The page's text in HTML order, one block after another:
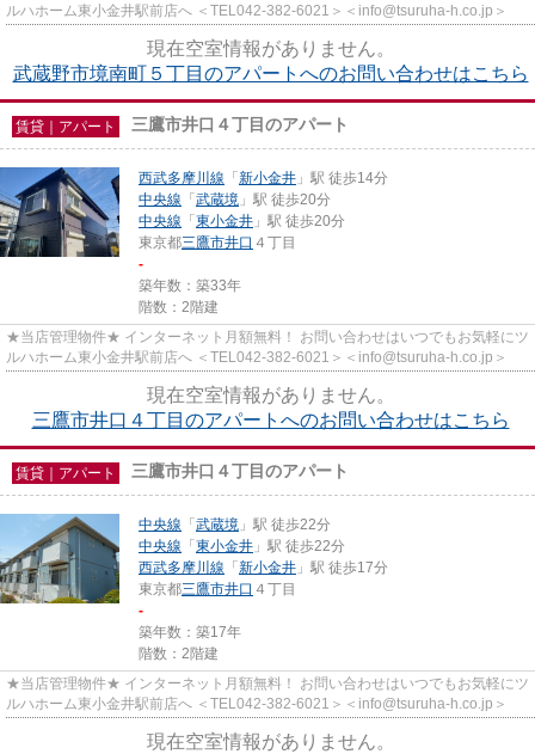
ルハホーム東小金井駅前店へ ＜TEL042-382-6021＞＜info@tsuruha-h.co.jp＞
現在空室情報がありません。
武蔵野市境南町５丁目のアパートへのお問い合わせはこちら
賃貸｜アパート 三鷹市井口４丁目のアパート
西武多摩川線 「 新小金井 」駅 徒歩14分
中央線 「 武蔵境 」駅 徒歩20分
中央線 「 東小金井 」駅 徒歩20分
東京都三鷹市井口 ４丁目
-
築年数：築33年
階数：2階建
★当店管理物件★ インターネット月額無料！ お問い合わせはいつでもお気軽にツ
ルハホーム東小金井駅前店へ ＜TEL042-382-6021＞＜info@tsuruha-h.co.jp＞
現在空室情報がありません。
三鷹市井口４丁目のアパートへのお問い合わせはこちら
賃貸｜アパート 三鷹市井口４丁目のアパート
中央線 「 武蔵境 」駅 徒歩22分
中央線 「 東小金井 」駅 徒歩22分
西武多摩川線 「 新小金井 」駅 徒歩17分
東京都三鷹市井口 ４丁目
-
築年数：築17年
階数：2階建
★当店管理物件★ インターネット月額無料！ お問い合わせはいつでもお気軽にツ
ルハホーム東小金井駅前店へ ＜TEL042-382-6021＞＜info@tsuruha-h.co.jp＞
現在空室情報がありません。